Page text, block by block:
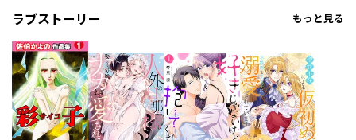
ラブストーリー もっと見る